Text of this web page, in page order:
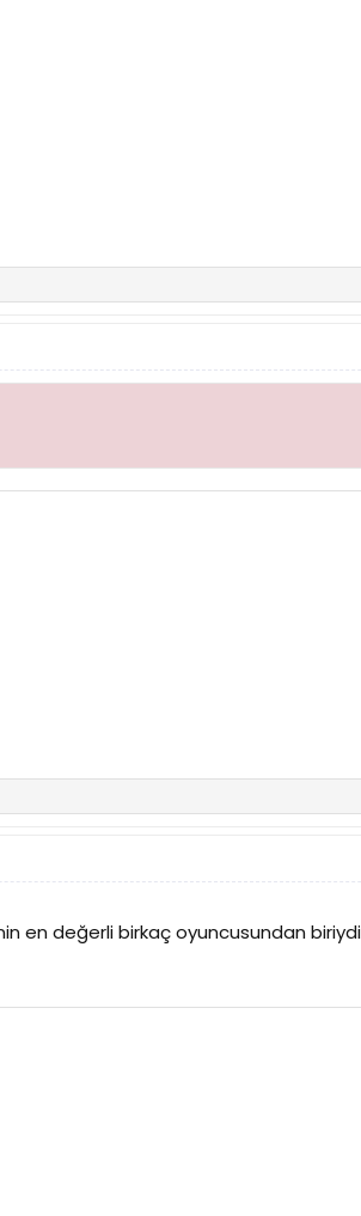
en değerli birkaç oyuncusundan